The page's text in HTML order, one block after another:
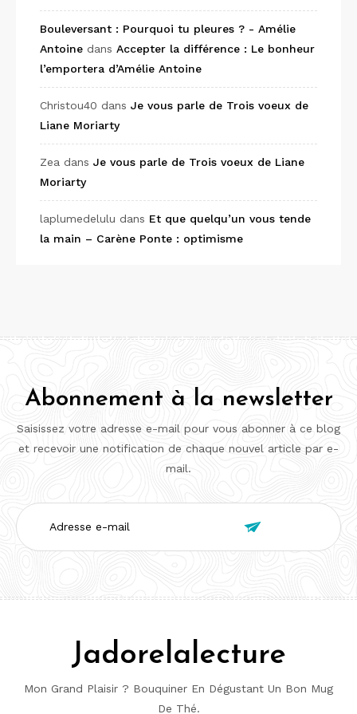
Bouleversant : Pourquoi tu pleures ? - Amélie
Antoine dans Accepter la différence : Le bonheur
l’emportera d’Amélie Antoine
Christou40 dans Je vous parle de Trois voeux de
Liane Moriarty
Zea dans Je vous parle de Trois voeux de Liane
Moriarty
laplumedelulu dans Et que quelqu’un vous tende
la main – Carène Ponte : optimisme
Abonnement à la newsletter
Saisissez votre adresse e-mail pour vous abonner à ce blog
et recevoir une notification de chaque nouvel article par e-
mail.
Adresse
e-
mail

Jadorelalecture
Mon Grand Plaisir ? Bouquiner En Dégustant Un Bon Mug
De Thé.